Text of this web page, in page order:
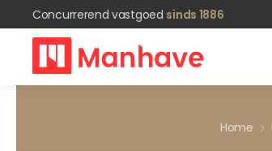
Concurrerend vastgoed sinds 1886
Home